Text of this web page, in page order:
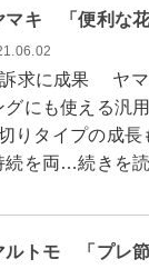
マキ 「便利な
求に成果 ヤマ
にも使える汎
りタイプの成
続を両…続きを
ルトモ 「プレ